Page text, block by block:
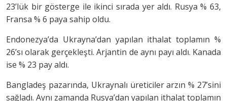
23’lük bir gösterge ile ikinci sırada yer aldı. Rusya % 63,
Fransa % 6 paya sahip oldu.
Endonezya’da Ukrayna’dan yapılan ithalat toplamın %
26’sı olarak gerçekleşti. Arjantin de aynı payı aldı. Kanada
ise % 23 pay aldı.
Bangladeş pazarında, Ukraynalı üreticiler arzın % 27’sini
sağladı. Aynı zamanda Rusya’dan yapılan ithalat toplamın